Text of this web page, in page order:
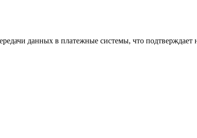
данных в платежные системы, что подтверждает